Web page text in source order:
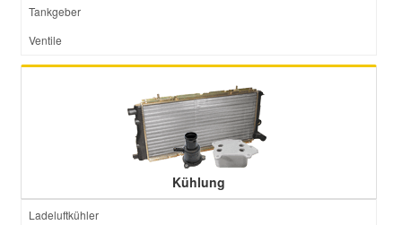
Tankgeber
Ventile
Kühlung
Ladeluftkühler